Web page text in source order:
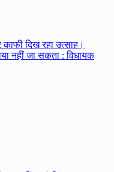
दिख रहा उत्साह।
नहीं जा सकता : विधायक